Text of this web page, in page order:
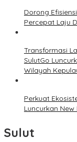
Dorong
Percepat Laju
Transformasi
SulutGo
Wilayah
Perkuat
Luncurkan
Sulut